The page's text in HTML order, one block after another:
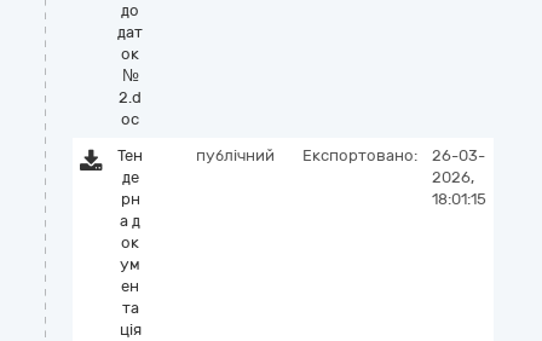
до
дат
ок
№
2.d
oc
Тен
де
рн
а д
ок
ум
ен
та
ція
публічний Експортовано:
26-03-
2026,
18:01:15